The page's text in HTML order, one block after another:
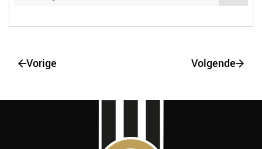
Vorige Volgende